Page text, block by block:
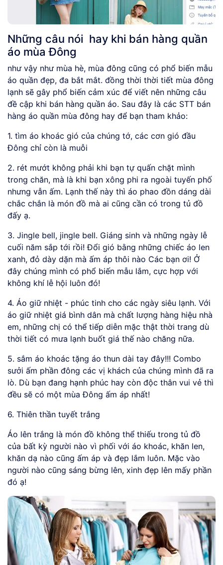
Những câu nói hay khi bán hàng quần
áo mùa Đông
như vậy như mùa hè, mùa đông cũng có phổ biến mẫu
áo quần đẹp, đa bắt mắt. đồng thời thời tiết mùa đông
lạnh sẽ gây phổ biến cảm xúc để viết nên những câu
đề cập khi bán hàng quần áo. Sau đây là các STT bán
hàng áo quần mùa đông hay để bạn tham khảo:
1. tìm áo khoác gió của chúng tớ, các cơn gió đầu
Đông chỉ còn là muỗi
2. rét mướt không phải khi bạn tự quấn chặt mình
trong chăn, mà là khi bạn xông phi ra ngoài tuyến phố
nhưng vẫn ấm. Lạnh thế này thì áo phao đồn dáng dài
chắc chắn là món đồ mà ai cũng cần có trong tủ đồ
đấy ạ.
3. Jingle bell, jingle bell. Giáng sinh và những ngày lễ
cuối năm sắp tới rồi! Đổi gió bằng những chiếc áo len
xanh, đỏ dày dặn mà ấm áp thôi nào Các bạn ơi! Ở
đây chúng mình có phổ biến mẫu lắm, cực hợp với
không khí lễ hội luôn đó!
4. Áo giữ nhiệt - phúc tinh cho các ngày siêu lạnh. Với
áo giữ nhiệt giá bình dân mà chất lượng hàng hiệu nhà
em, những chị có thể tiếp diễn mặc thật thời trang dù
thời tiết có mưa lạnh buốt giá thế nào chăng nữa.
5. sắm áo khoác tặng áo thun dài tay đây!!! Combo
sưởi ấm phần đông các vị khách của chúng mình đã ra
lò. Dù bạn đang hạnh phúc hay còn độc thân vui vẻ thì
đều sẽ có một mùa Đông ấm áp nhất!
6. Thiên thần tuyết trắng
Áo lên trắng là món đồ không thể thiếu trong tủ đồ
của bất kỳ người nào vì phối với áo khoác, khăn len,
khăn dạ nào cũng ấm áp và đẹp lắm luôn. Mặc vào
người nào cũng sáng bừng lên, xinh đẹp lên mấy phần
đó ạ!